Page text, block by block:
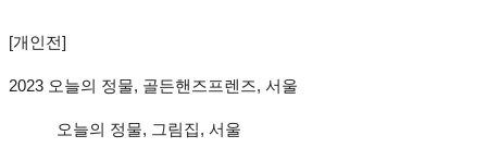
[개인전]
2023 오늘의 정물, 골든핸즈프렌즈, 서울
오늘의 정물, 그림집, 서울